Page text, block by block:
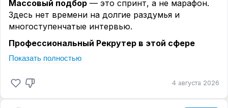
навыков, чем было спрогнозировано. Всё
индивидуально.
🌺
Продуктивной Вам недели
Массовый подбор — это спринт, а не марафон.
Здесь нет времени на долгие раздумья и
многоступенчатые интервью.
Профессиональный Рекрутер в этой сфере
обладает следующими качествами:
Сотни звонков, десятки отказов ежемесячно.
Показать полностью
4 августа 2026